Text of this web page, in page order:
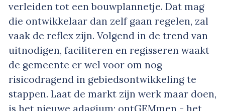
verleiden tot een bouwplannetje. Dat mag
die ontwikkelaar dan zelf gaan regelen, zal
vaak de reflex zijn. Volgend in de trend van
uitnodigen, faciliteren en regisseren waakt
de gemeente er wel voor om nog
risicodragend in gebiedsontwikkeling te
stappen. Laat de markt zijn werk maar doen,